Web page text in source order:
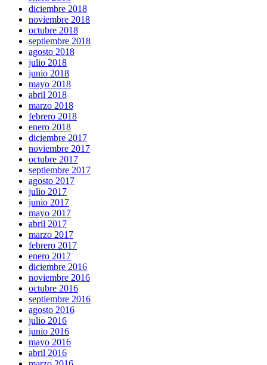
diciembre 2018
noviembre 2018
octubre 2018
septiembre 2018
agosto 2018
julio 2018
junio 2018
mayo 2018
abril 2018
marzo 2018
febrero 2018
enero 2018
diciembre 2017
noviembre 2017
octubre 2017
septiembre 2017
agosto 2017
julio 2017
junio 2017
mayo 2017
abril 2017
marzo 2017
febrero 2017
enero 2017
diciembre 2016
noviembre 2016
octubre 2016
septiembre 2016
agosto 2016
julio 2016
junio 2016
mayo 2016
abril 2016